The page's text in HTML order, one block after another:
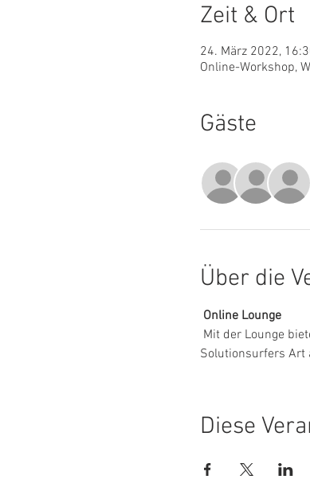
Zeit & Ort
24. März 2022,
Online-Workshop,
Gäste
Über die
Online Lounge
Solutionsurfers Art
Diese